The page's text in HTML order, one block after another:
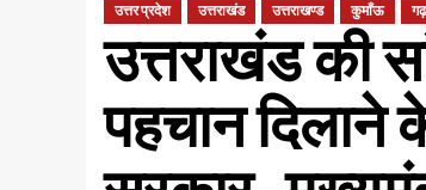
उत्तर प्रदेश उत्तराखंड उत्तराखण्ड कुमाँऊ
उत्तराखंड की
पहचान दिलाने